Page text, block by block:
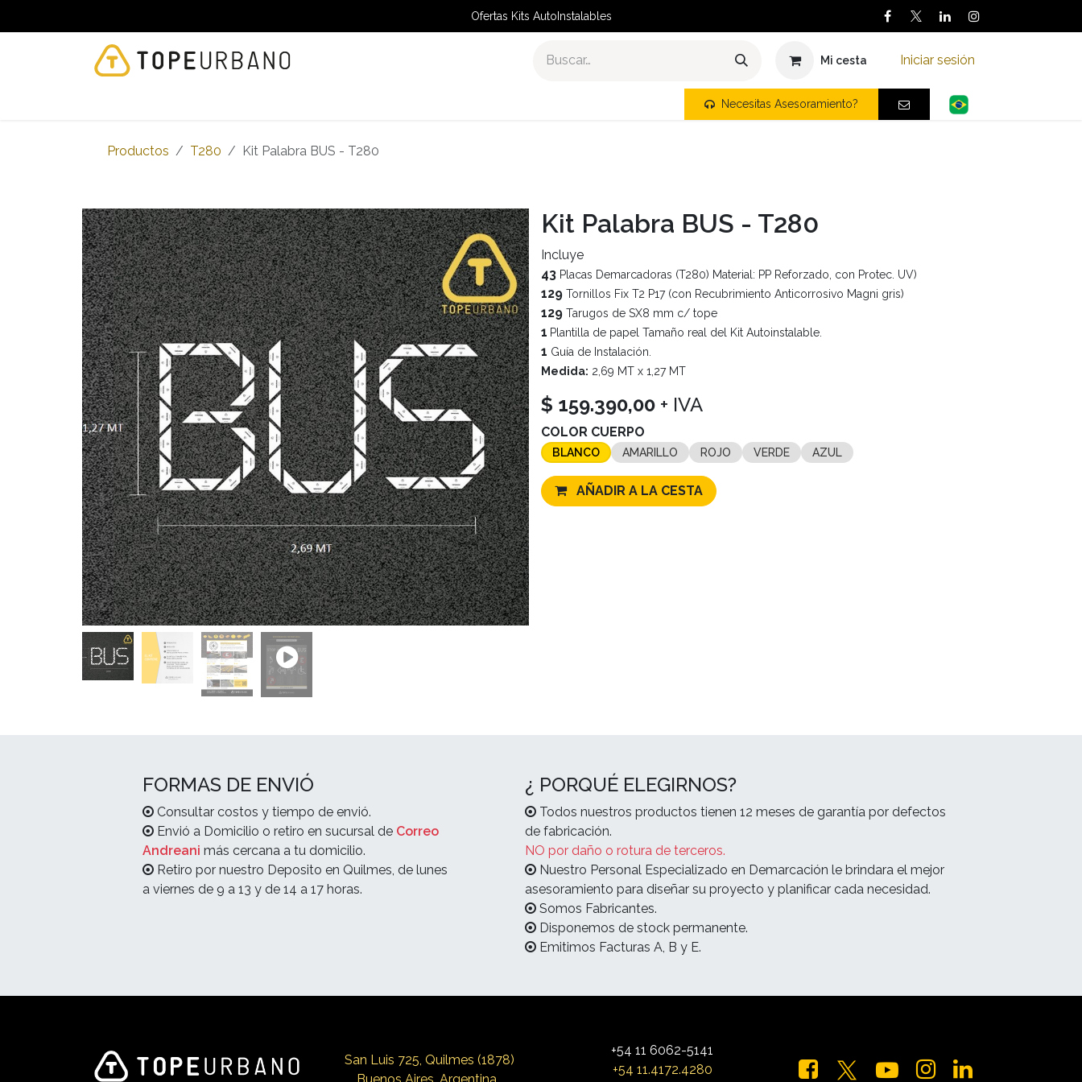
Ofertas Kits AutoInstalables
Mi cesta Iniciar sesión
Necesitas Asesoramiento?
Productos T280 Kit Palabra BUS - T280
Kit Palabra BUS - T280
Incluye
43 Placas Demarcadoras (T280) Material: PP Reforzado, con Protec. UV)
129 Tornillos Fix T2 P17 (con Recubrimiento Anticorrosivo Magni gris)
129 Tarugos de SX8 mm c/ tope
1 Plantilla de papel Tamaño real del Kit Autoinstalable.
1 Guía de Instalación.
Medida: 2,69 MT x 1,27 MT
$ 159.390,00 + IVA
COLOR CUERPO
BLANCO AMARILLO ROJO VERDE AZUL
AÑADIR A LA CESTA
FORMAS DE ENVIÓ
Consultar costos y tiempo de envió.
Envió a Domicilio o retiro en sucursal de Correo
Andreani más cercana a tu domicilio.
Retiro por nuestro Deposito en Quilmes, de lunes
a viernes de 9 a 13 y de 14 a 17 horas.
¿ PORQUÉ ELEGIRNOS?
Todos nuestros productos tienen 12 meses de garantía por defectos
de fabricación.
NO por daño o rotura de terceros.
Nuestro Personal Especializado en Demarcación le brindara el mejor
asesoramiento para diseñar su proyecto y planificar cada necesidad.
Somos Fabricantes.
Disponemos de stock permanente.
Emitimos Facturas A, B y E.
San Luis 725, Quilmes (1878)
Buenos Aires, Argentina
+54 11 6062-5141
+54 11.4172.4280